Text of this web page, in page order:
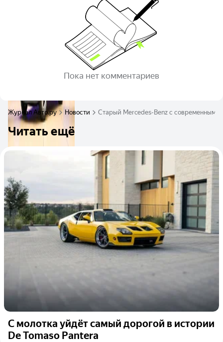
Пока нет комментариев
Журнал Авто.ру Новости Старый Mercedes-Benz с современным
Читать ещё
С молотка уйдёт самый дорогой в истории
De Tomaso Pantera